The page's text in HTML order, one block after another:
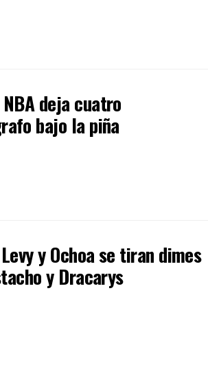
deja cuatro
bajo la piña
y Ochoa se tiran dimes
y Dracarys